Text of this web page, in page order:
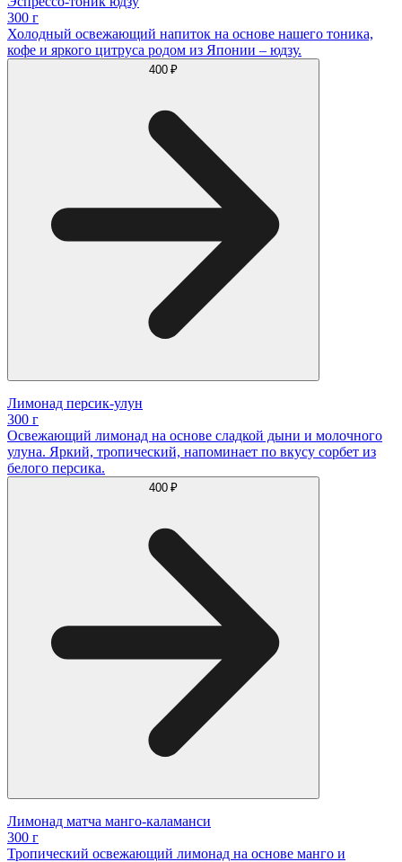
300 г
Холодный освежающий напиток на основе нашего тоника,
кофе и яркого цитруса родом из Японии – юдзу.
400 ₽
Лимонад персик-улун
300 г
Освежающий лимонад на основе сладкой дыни и молочного
улуна. Яркий, тропический, напоминает по вкусу сорбет из
белого персика.
400 ₽
Лимонад матча манго-каламанси
300 г
Тропический освежающий лимонад на основе манго и